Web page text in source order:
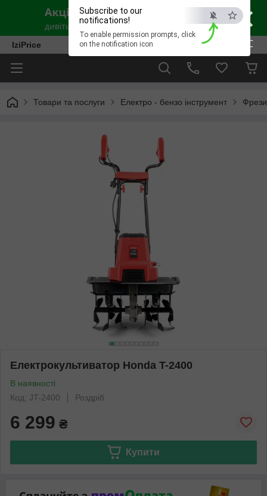
×
ESC
Subscribe to our
notifications!
To enable permission prompts, click
on the notification icon
IziPrice
Товари та послуги Електро - бензо інструмент Фрези
Електрокультиватор Honda T-2400
В наявності
Код: JT-2400
Роздріб
6 299 ₴
Купити